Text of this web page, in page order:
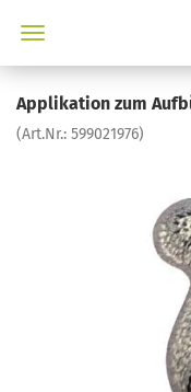
Applikation zum
(Art.Nr.: 599021976)